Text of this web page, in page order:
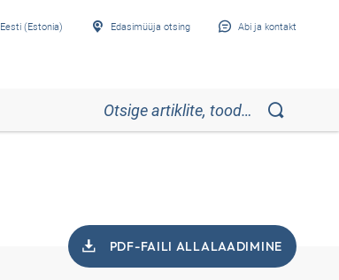
Eesti (Estonia) Edasimüüja otsing Abi ja kontakt
PDF-FAILI ALLALAADIMINE